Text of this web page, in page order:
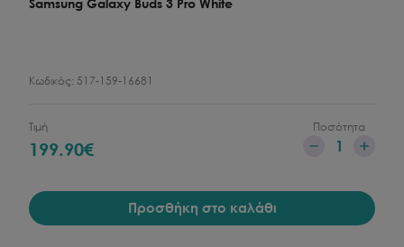
Samsung Galaxy Buds 3 Pro White
Κωδικός: 517-159-16681
Τιμή
199.90€
Ποσότητα
1
Προσθήκη στο καλάθι